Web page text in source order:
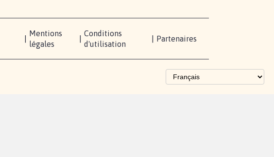
Mentions
légales
Conditions
d'utilisation
Partenaires